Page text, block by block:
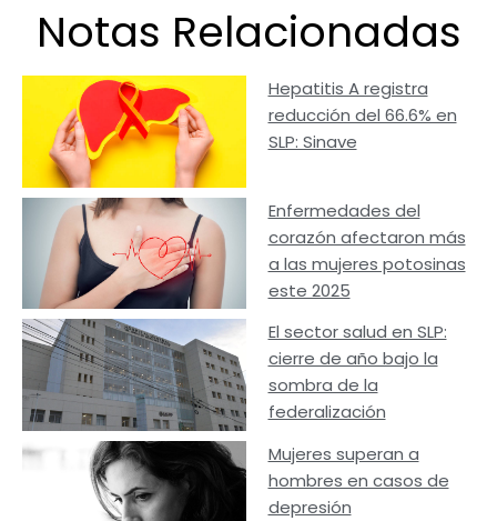
Notas Relacionadas
Hepatitis A registra
reducción del 66.6% en
SLP: Sinave
Enfermedades del
corazón afectaron más
a las mujeres potosinas
este 2025
El sector salud en SLP:
cierre de año bajo la
sombra de la
federalización
Mujeres superan a
hombres en casos de
depresión